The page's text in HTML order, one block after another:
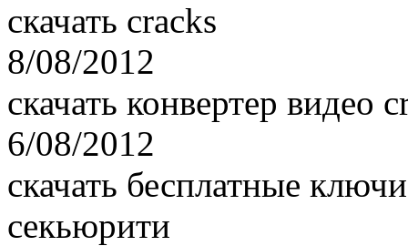
скачать cracks
8/08/2012
скачать конвертер видео
6/08/2012
скачать бесплатные
секьюрити